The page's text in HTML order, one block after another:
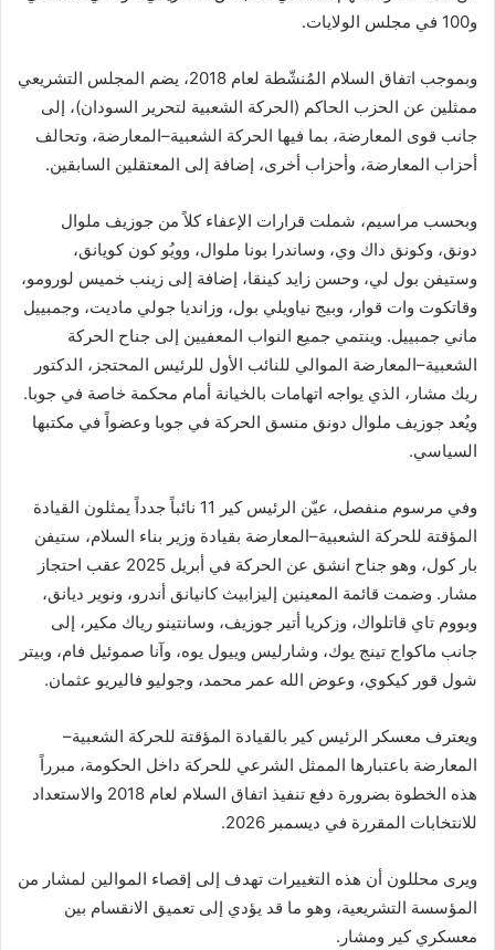
و100 في مجلس الولايات.
وبموجب اتفاق السلام المُنشّطة لعام 2018، يضم المجلس التشريعي
ممثلين عن الحزب الحاكم (الحركة الشعبية لتحرير السودان)، إلى
جانب قوى المعارضة، بما فيها الحركة الشعبية–المعارضة، وتحالف
أحزاب المعارضة، وأحزاب أخرى، إضافة إلى المعتقلين السابقين.
وبحسب مراسيم، شملت قرارات الإعفاء كلاً من جوزيف ملوال
دونق، وكونق داك وي، وساندرا بونا ملوال، وويُو كون كويانق،
وستيفن بول لي، وحسن زايد كينقا، إضافة إلى زينب خميس لورومو،
وقاتكوت وات قوار، وبيج نياويلي بول، وزانديا جولي ماديت، وجمبييل
ماني جمبييل. وينتمي جميع النواب المعفيين إلى جناح الحركة
الشعبية–المعارضة الموالي للنائب الأول للرئيس المحتجز، الدكتور
ريك مشار، الذي يواجه اتهامات بالخيانة أمام محكمة خاصة في جوبا.
ويُعد جوزيف ملوال دونق منسق الحركة في جوبا وعضواً في مكتبها
السياسي.
وفي مرسوم منفصل، عيّن الرئيس كير 11 نائباً جدداً يمثلون القيادة
المؤقتة للحركة الشعبية–المعارضة بقيادة وزير بناء السلام، ستيفن
بار كول، وهو جناح انشق عن الحركة في أبريل 2025 عقب احتجاز
مشار. وضمت قائمة المعينين إليزابيث كانيانق أندرو، ونوير ديانق،
وبووم تاي قاتلواك، وزكريا أتير جوزيف، وسانتينو رياك مكير، إلى
جانب ماكواج تينج يوك، وشارليس وييول يوه، وآنا صموئيل فام، وبيتر
شول قور كيكوي، وعوض الله عمر محمد، وجوليو فاليريو عثمان.
ويعترف معسكر الرئيس كير بالقيادة المؤقتة للحركة الشعبية–
المعارضة باعتبارها الممثل الشرعي للحركة داخل الحكومة، مبرراً
هذه الخطوة بضرورة دفع تنفيذ اتفاق السلام لعام 2018 والاستعداد
للانتخابات المقررة في ديسمبر 2026.
ويرى محللون أن هذه التغييرات تهدف إلى إقصاء الموالين لمشار من
المؤسسة التشريعية، وهو ما قد يؤدي إلى تعميق الانقسام بين
معسكري كير ومشار.